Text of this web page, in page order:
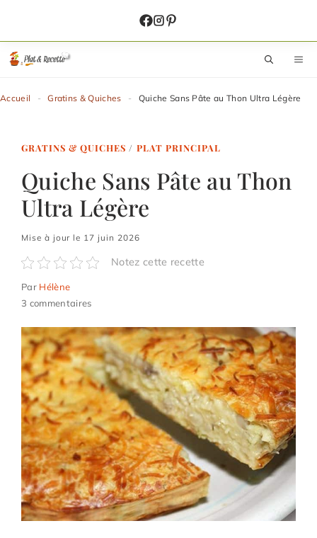
contenu
Accueil - Gratins & Quiches - Quiche Sans Pâte au Thon Ultra Légère
GRATINS & QUICHES / PLAT PRINCIPAL
Quiche Sans Pâte au Thon
Ultra Légère
Mise à jour le 17 juin 2026
Notez cette recette
Par Hélène
3 commentaires